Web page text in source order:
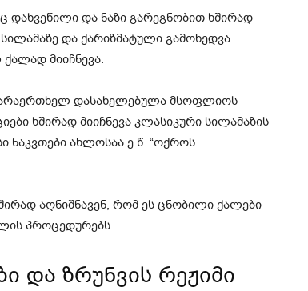
და ნაზი გარეგნობით ხშირად
და ქარიზმატული გამოხედვა
მიიჩნევა.
დასახელებულა მსოფლიოს
ხშირად მიიჩნევა კლასიკური სილამაზის
ნაკვთები ახლოსაა ე.წ. “ოქროს
აღნიშნავენ, რომ ეს ცნობილი ქალები
პროცედურებს.
და ზრუნვის რეჟიმი